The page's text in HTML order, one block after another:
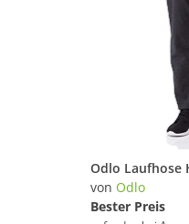
von Odlo
Bester Preis